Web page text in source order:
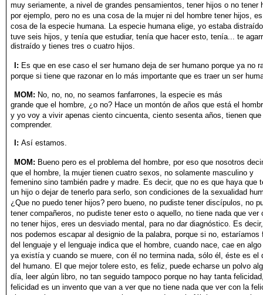
muy seriamente, a nivel de grandes pensamientos, tener hijos o no tener
por ejemplo, pero no es una cosa de la mujer ni del hombre tener hijos,
cosa de la especie humana. La especie humana elige, yo estaba
tuve seis hijos, y tenía que estudiar, tenía que hacer esto, tenía... te
distraído y tienes tres o cuatro hijos.
I: Es que en ese caso el ser humano deja de ser humano porque ya no
porque si tiene que razonar en lo más importante que es traer un ser
MOM: No, no, no, no seamos fanfarrones, la especie es más
grande que el hombre, ¿o no? Hace un montón de años que está el
y yo voy a vivir apenas ciento cincuenta, ciento sesenta años, tienen que
comprender.
I: Así estamos.
MOM: Bueno pero es el problema del hombre, por eso que nosotros
que el hombre, la mujer tienen cuatro sexos, no solamente masculino y
femenino sino también padre y madre. Es decir, que no es que haya que
un hijo o dejar de tenerlo para serlo, son condiciones de la sexualidad
¿Que no puedo tener hijos? pero bueno, no pudiste tener discípulos, no
tener compañeros, no pudiste tener esto o aquello, no tiene nada que ver
no tener hijos, eres un desviado mental, para no dar diagnóstico. Es
nos podemos escapar al designio de la palabra, porque si no, estaríamos
del lenguaje y el lenguaje indica que el hombre, cuando nace, cae en algo
ya existía y cuando se muere, con él no termina nada, sólo él, éste es el
del humano. El que mejor tolere esto, es feliz, puede echarse un polvo
día, leer algún libro, no tan seguido tampoco porque no hay tanta
felicidad es un invento que van a ver que no tiene nada que ver con la